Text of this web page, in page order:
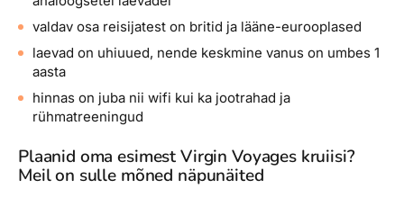
valdav osa reisijatest on britid ja lääne-eurooplased
laevad on uhiuued, nende keskmine vanus on umbes 1
aasta
hinnas on juba nii wifi kui ka jootrahad ja
rühmatreeningud
Plaanid oma esimest Virgin Voyages kruiisi?
Meil on sulle mõned näpunäited